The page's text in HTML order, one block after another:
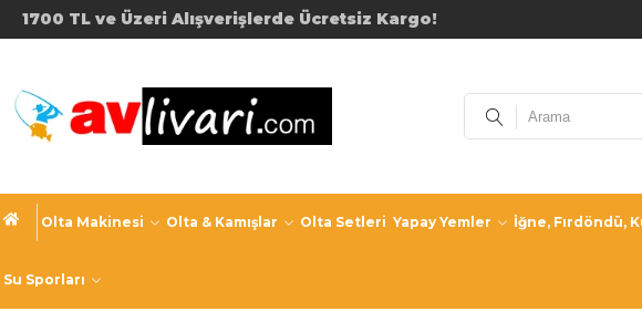
1700 TL ve Üzeri Alışverişlerde
Olta Makinesi Olta & Kamışlar Olta Setleri Yapay Yemler İğne, Fırdöndü,
Su Sporları